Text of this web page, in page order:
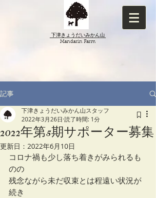
下津きょうだいみかん山
​Mandarin Farm
記事
2022年第5期サポーター募集
下津きょうだいみかん山スタッフ
2022年3月26日 読了時間: 1分
更新日： 2022年6月10日
コロナ禍も少し落ち着きがみられるも
のの
残念ながら未だ収束とは程遠い状況が
続き